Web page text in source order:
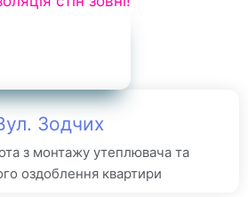
Зодчих
з монтажу утеплювача та
оздоблення квартири